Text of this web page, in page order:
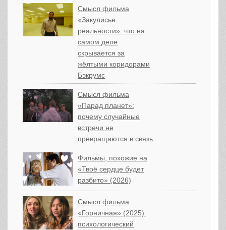
Смысл фильма
«Закулисье
реальности»: что на
самом деле
скрывается за
жёлтыми коридорами
Бэкрумс
Смысл фильма
«Парад планет»:
почему случайные
встречи не
превращаются в связь
Фильмы, похожие на
«Твоё сердце будет
разбито» (2026)
Смысл фильма
«Горничная» (2025):
психологический